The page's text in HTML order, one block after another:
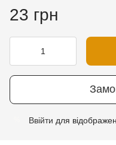
23 грн
Ввійти для